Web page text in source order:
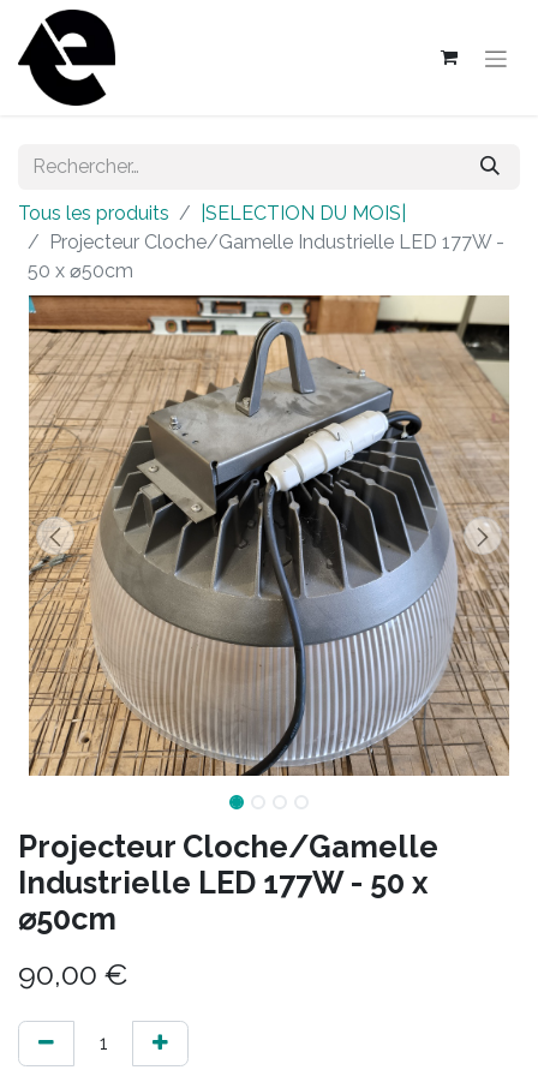
Tous les produits
|SELECTION DU MOIS|
Projecteur Cloche/Gamelle Industrielle LED 177W -
50 x ⌀50cm
Projecteur Cloche/Gamelle
Industrielle LED 177W - 50 x
⌀50cm
90,00 €